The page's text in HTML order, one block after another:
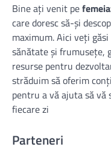
Bine ați venit pe
care doresc să-și
maximum. Aici veți
sănătate și frumusețe,
resurse pentru
străduim să oferim
pentru a vă ajuta să
fiecare zi
Parteneri